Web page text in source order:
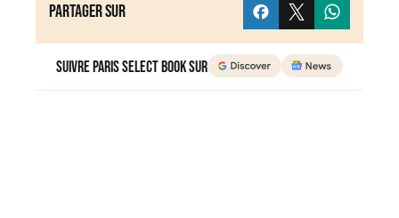
Partager sur
Suivre Paris Select Book sur